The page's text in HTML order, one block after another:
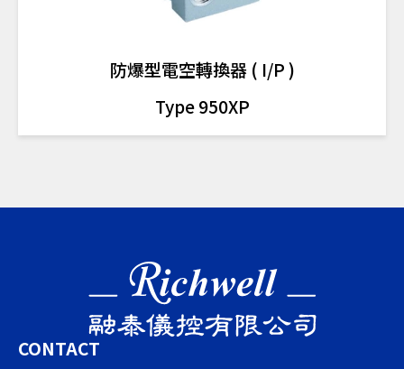
防爆型電空轉換器 ( I/P )
Type 950XP
CONTACT